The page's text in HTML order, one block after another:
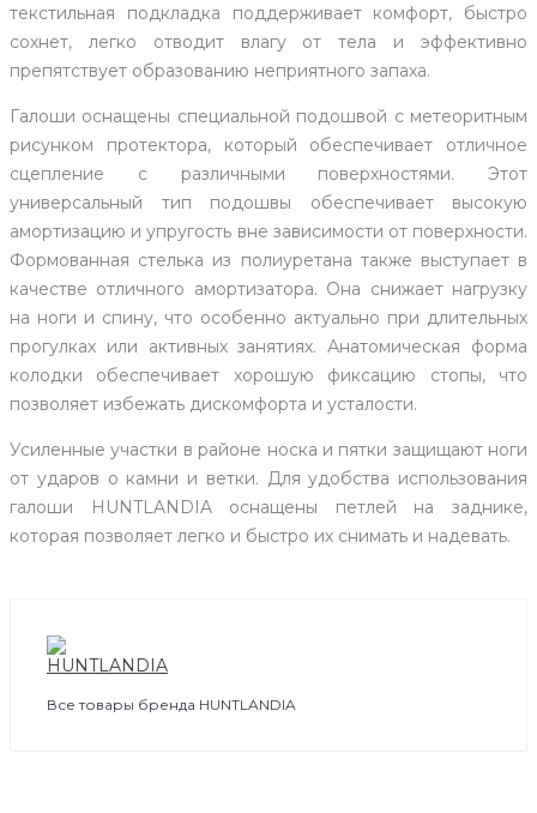
текстильная подкладка поддерживает комфорт, быстро
сохнет, легко отводит влагу от тела и эффективно
препятствует образованию неприятного запаха.
Галоши оснащены специальной подошвой с метеоритным
рисунком протектора, который обеспечивает отличное
сцепление с различными поверхностями. Этот
универсальный тип подошвы обеспечивает высокую
амортизацию и упругость вне зависимости от поверхности.
Формованная стелька из полиуретана также выступает в
качестве отличного амортизатора. Она снижает нагрузку
на ноги и спину, что особенно актуально при длительных
прогулках или активных занятиях. Анатомическая форма
колодки обеспечивает хорошую фиксацию стопы, что
позволяет избежать дискомфорта и усталости.
Усиленные участки в районе носка и пятки защищают ноги
от ударов о камни и ветки. Для удобства использования
галоши HUNTLANDIA оснащены петлей на заднике,
которая позволяет легко и быстро их снимать и надевать.
Все товары бренда HUNTLANDIA